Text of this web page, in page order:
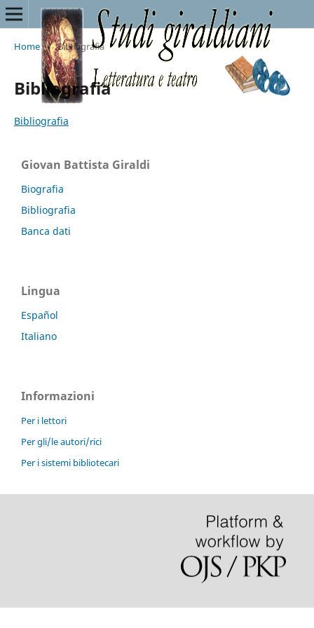
Home / Bibliografia
Bibliografia
Bibliografia
Giovan Battista Giraldi
Biografia
Bibliografia
Banca dati
Lingua
Español
Italiano
Informazioni
Per i lettori
Per gli/le autori/rici
Per i sistemi bibliotecari